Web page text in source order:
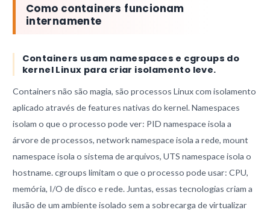
Como containers funcionam
internamente
Containers usam namespaces e cgroups do
kernel Linux para criar isolamento leve.
Containers não são magia, são processos Linux com isolamento
aplicado através de features nativas do kernel. Namespaces
isolam o que o processo pode ver: PID namespace isola a
árvore de processos, network namespace isola a rede, mount
namespace isola o sistema de arquivos, UTS namespace isola o
hostname. cgroups limitam o que o processo pode usar: CPU,
memória, I/O de disco e rede. Juntas, essas tecnologias criam a
ilusão de um ambiente isolado sem a sobrecarga de virtualizar